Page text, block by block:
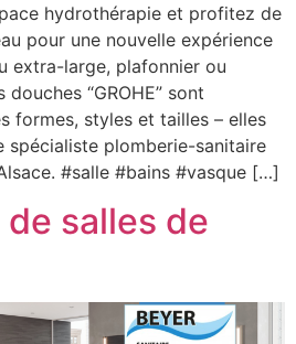
hydrothérapie et profitez de
pour une nouvelle expérience
extra-large, plafonnier ou
“GROHE” sont
formes, styles et tailles – elles
spécialiste plomberie-sanitaire
#salle #bains #vasque […]
salles de